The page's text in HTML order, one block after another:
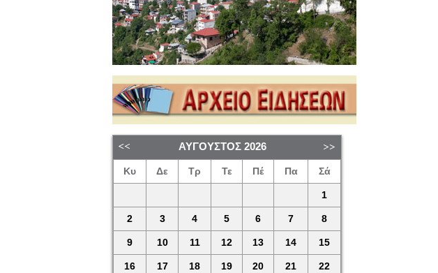
ΑΎΓΟΥΣΤΟΣ 2026
Κυ Δε Τρ Τε Πέ Πα Σά
1
2 3 4 5 6 7 8
9 10 11 12 13 14 15
16 17 18 19 20 21 22